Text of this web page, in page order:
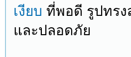
เงียบ ที่พอดี รูปทรง
และปลอดภัย